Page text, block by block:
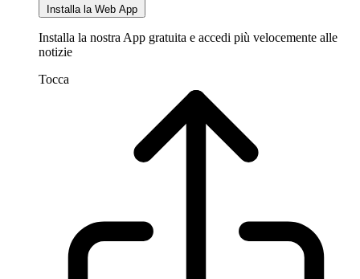
Installa la Web App
Installa la nostra App gratuita e accedi più velocemente alle
notizie
Tocca